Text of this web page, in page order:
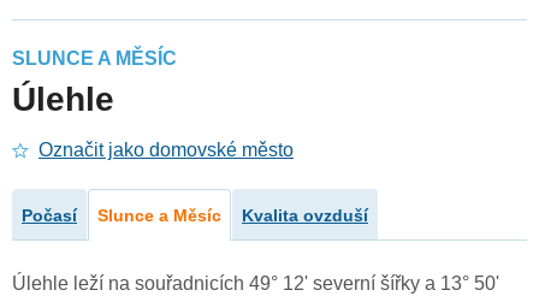
SLUNCE A MĚSÍC
Úlehle
Označit jako domovské město
Počasí Slunce a Měsíc Kvalita ovzduší
Úlehle leží na souřadnicích 49° 12' severní šířky a 13° 50'